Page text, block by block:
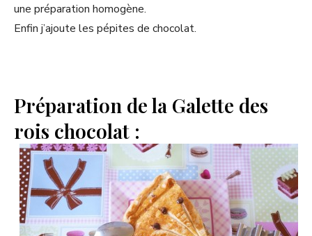
une préparation homogène.
Enfin j’ajoute les pépites de chocolat.
Préparation de la Galette des
rois chocolat :